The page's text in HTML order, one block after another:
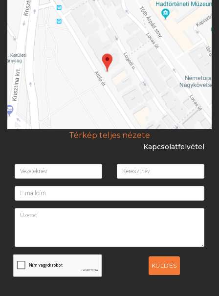
Térkép teljes nézete
Kapcsolatfelvétel
KÜLDÉS